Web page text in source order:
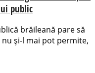
public
brăileană pare să
și-l mai pot permite,